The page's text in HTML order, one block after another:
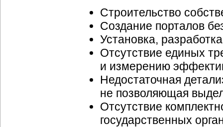
Строительство
Создание порталов
Установка,
Отсутствие единых
и измерению
Недостаточная
не позволяющая
Отсутствие
государственных